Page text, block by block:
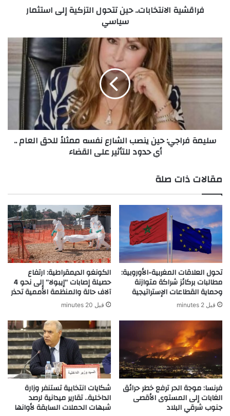
فراقشية الانتخابات.. حين تتحول التزكية إلى استثمار
سياسي
سليمة
فراجي:
حين
ينصب
الشارع
نفسه
العام
على
القضاء
سليمة فراجي: حين ينصب الشارع نفسه ممثلاً للحق العام ..
أي حدود للتأثير على القضاء
مقالات ذات صلة
تحول العلاقات المغربية-الأوروبية:
مطالبات بركائز شراكة متوازنة
وحماية القطاعات الإستراتيجية
قبل 2 minutes
الكونغو الديمقراطية: ارتفاع
حصيلة إصابات “إيبولا” إلى نحو 4
آلاف حالة والمنظمة الأممية تحذر
قبل 20 minutes
فرنسا: موجة الحر ترفع خطر حرائق
الغابات إلى المستوى الأقصى
جنوب شرقي البلاد
شكايات انتخابية تستنفر وزارة
الداخلية.. تقارير ميدانية لرصد
شبهات الحملات السابقة لأوانها